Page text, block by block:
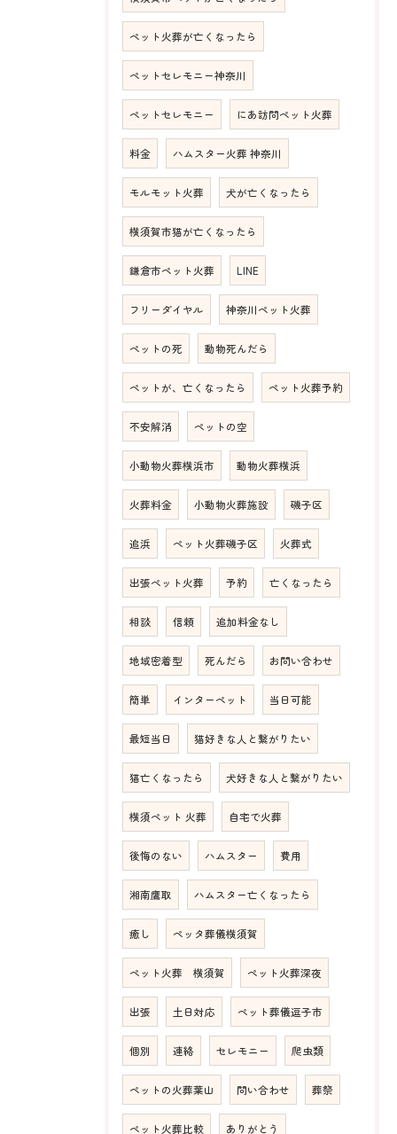
ペット火葬が亡くなったら
ペットセレモニー神奈川
ペットセレモニー にあ訪問ペット火葬
料金 ハムスター火葬 神奈川
モルモット火葬 犬が亡くなったら
横須賀市猫が亡くなったら
鎌倉市ペット火葬 LINE
フリーダイヤル 神奈川ペット火葬
ペットの死 動物死んだら
ペットが、亡くなったら ペット火葬予約
不安解消 ペットの空
小動物火葬横浜市 動物火葬横浜
火葬料金 小動物火葬施設 磯子区
追浜 ペット火葬磯子区 火葬式
出張ペット火葬 予約 亡くなったら
相談 信頼 追加料金なし
地域密着型 死んだら お問い合わせ
簡単 インターペット 当日可能
最短当日 猫好きな人と繋がりたい
猫亡くなったら 犬好きな人と繋がりたい
横須ペット 火葬 自宅で火葬
後悔のない ハムスター 費用
湘南鷹取 ハムスター亡くなったら
癒し ペッタ葬儀横須賀
ペット火葬 横須賀 ペット火葬深夜
出張 土日対応 ペット葬儀逗子市
個別 連絡 セレモニー 爬虫類
ペットの火葬葉山 問い合わせ 葬祭
ペット火葬比較 ありがとう